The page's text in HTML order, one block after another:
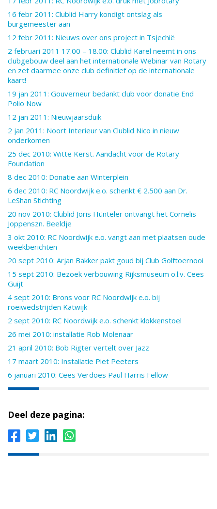
16 febr 2011: Clublid Harry kondigt ontslag als
burgemeester aan
12 febr 2011: Nieuws over ons project in Tsjechië
2 februari 2011 17.00 – 18.00: Clublid Karel neemt in ons
clubgebouw deel aan het internationale Webinar van Rotary
en zet daarmee onze club definitief op de internationale
kaart!
19 jan 2011: Gouverneur bedankt club voor donatie End
Polio Now
12 jan 2011: Nieuwjaarsduik
2 jan 2011: Noort Interieur van Clublid Nico in nieuw
onderkomen
25 dec 2010: Witte Kerst. Aandacht voor de Rotary
Foundation
8 dec 2010: Donatie aan Winterplein
6 dec 2010: RC Noordwijk e.o. schenkt € 2.500 aan Dr.
LeShan Stichting
20 nov 2010: Clublid Joris Hünteler ontvangt het Cornelis
Joppenszn. Beeldje
3 okt 2010: RC Noordwijk e.o. vangt aan met plaatsen oude
weekberichten
20 sept 2010: Arjan Bakker pakt goud bij Club Golftoernooi
15 sept 2010: Bezoek verbouwing Rijksmuseum o.l.v. Cees
Guijt
4 sept 2010: Brons voor RC Noordwijk e.o. bij
roeiwedstrijden Katwijk
2 sept 2010: RC Noordwijk e.o. schenkt klokkenstoel
26 mei 2010: installatie Rob Molenaar
21 april 2010: Bob Rigter vertelt over Jazz
17 maart 2010: Installatie Piet Peeters
6 januari 2010: Cees Verdoes Paul Harris Fellow
Deel deze pagina: